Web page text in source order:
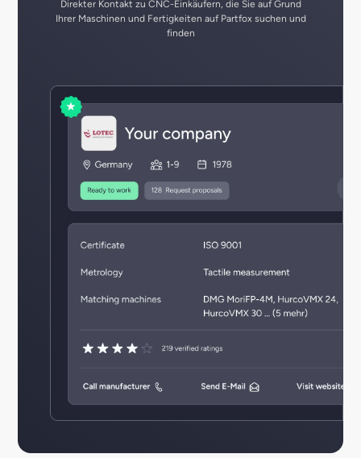
Direkter Kontakt zu CNC-Einkäufern, die Sie auf Grund
Ihrer Maschinen und Fertigkeiten auf Partfox suchen und
finden